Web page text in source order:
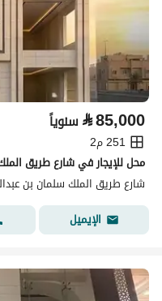
⃁85,000 سنوياً
251 م2
محل للإيجار في شارع طريق
شارع طريق الملك سلمان بن
الإيميل